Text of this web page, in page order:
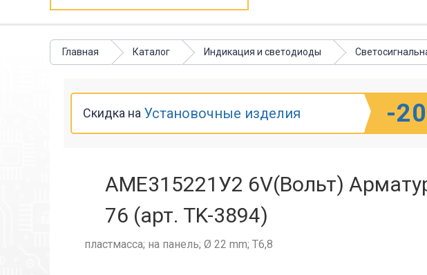
Главная Каталог Индикация и светодиоды
Скидка на Установочные изделия -
АМЕ315221У2 6V(Вольт)
76 (арт. TK-3894)
пластмасса; на панель; Ø 22 mm; Т6,8